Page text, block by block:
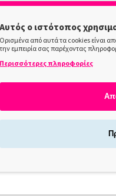
Αυτός ο ιστότοπος
Ορισμένα από αυτά τα cookies είναι
την εμπειρία σας παρέχοντας
Περισσότερες πληροφορίες